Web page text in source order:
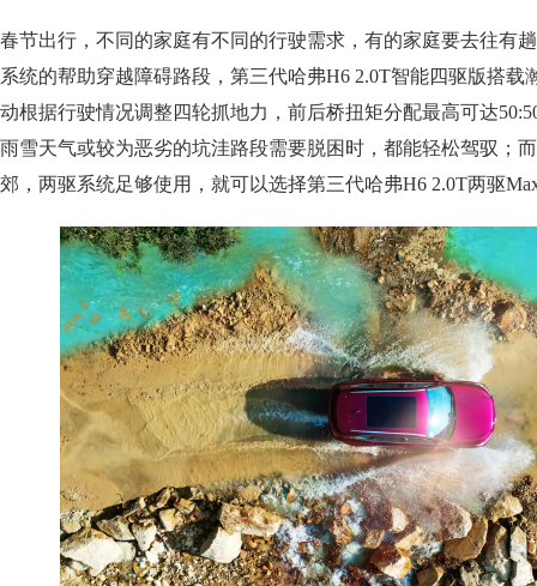
春节出行，不同的家庭有不同的行驶需求，有的家庭要去往有
系统的帮助穿越障碍路段，第三代哈弗H6 2.0T智能四驱版搭载
动根据行驶情况调整四轮抓地力，前后桥扭矩分配最高可达
雨雪天气或较为恶劣的坑洼路段需要脱困时，都能轻松驾驭；
郊，两驱系统足够使用，就可以选择第三代哈弗H6 2.0T两驱